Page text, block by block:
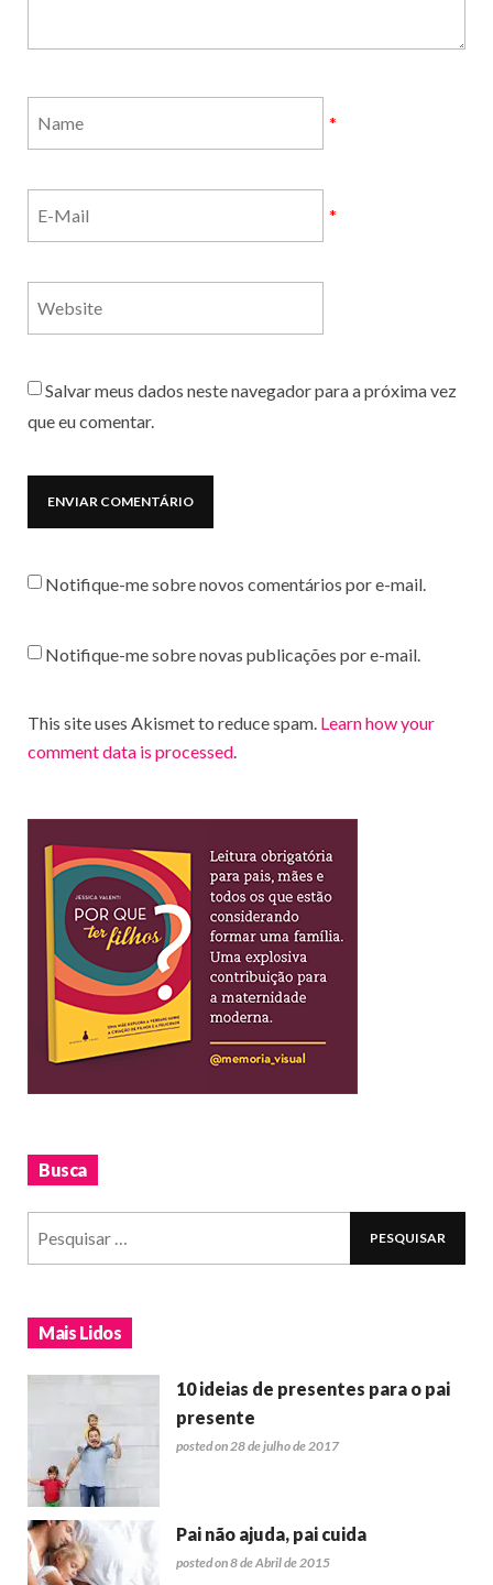
*
*
Salvar meus dados neste navegador para a próxima vez
que eu comentar.
Notifique-me sobre novos comentários por e-mail.
Notifique-me sobre novas publicações por e-mail.
This site uses Akismet to reduce spam. Learn how your
comment data is processed
Busca
Mais Lidos
10 ideias de presentes para o pai
presente
posted on 28 de julho de 2017
Pai não ajuda, pai cuida
posted on 8 de Abril de 2015